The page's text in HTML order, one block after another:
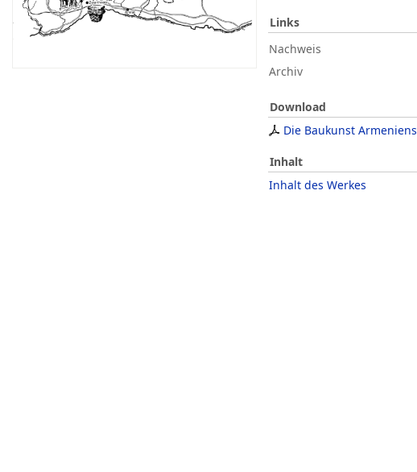
Links
Nachweis
Archiv
Download
Die Baukunst Armeniens
Inhalt
Inhalt des Werkes